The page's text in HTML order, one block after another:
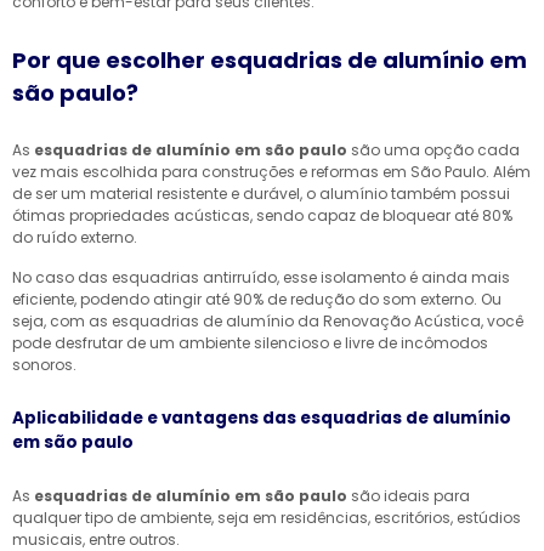
Por que escolher esquadrias de alumínio em
são paulo?
As esquadrias de alumínio em são paulo são uma opção cada
vez mais escolhida para construções e reformas em São Paulo. Além
de ser um material resistente e durável, o alumínio também possui
ótimas propriedades acústicas, sendo capaz de bloquear até 80%
do ruído externo.
No caso das esquadrias antirruído, esse isolamento é ainda mais
eficiente, podendo atingir até 90% de redução do som externo. Ou
seja, com as esquadrias de alumínio da Renovação Acústica, você
pode desfrutar de um ambiente silencioso e livre de incômodos
sonoros.
Aplicabilidade e vantagens das esquadrias de alumínio
em são paulo
As esquadrias de alumínio em são paulo são ideais para
qualquer tipo de ambiente, seja em residências, escritórios, estúdios
musicais, entre outros.